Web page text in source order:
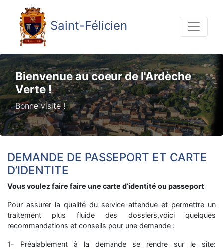
Saint-Félicien
Bienvenue au coeur de l'Ardèche
Verte !
Bonne visite !
DEMANDE DE PASSEPORT ET CARTE
D’IDENTITE
Vous voulez faire faire une carte d’identité ou passeport
Pour assurer la qualité du service attendue et permettre un
traitement plus fluide des dossiers,voici quelques
recommandations et conseils pour une demande :
1- Préalablement à la demande se rendre sur le site: